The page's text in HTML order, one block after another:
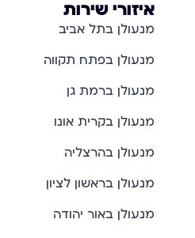
איזורי שירות
מנעולן בתל אביב
מנעולן בפתח תקווה
מנעולן ברמת גן
מנעולן בקרית אונו
מנעולן בהרצליה
מנעולן בראשון לציון
מנעולן באור יהודה